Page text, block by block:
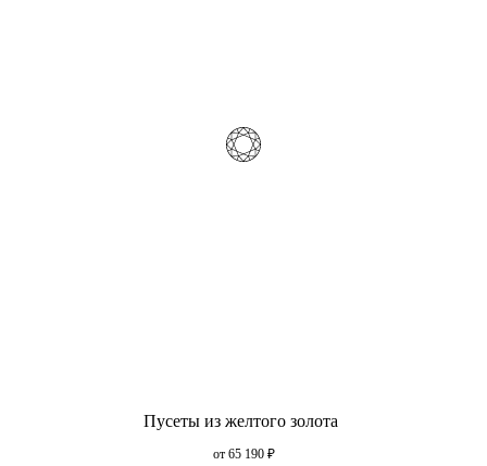
Пусеты из желтого золота
от 65 190 ₽